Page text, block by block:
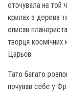
оточувала на той
крилах з дерева
описав
творця космічних
Царьов.
Тато багато
почував себе у